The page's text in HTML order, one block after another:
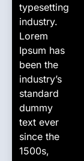
typesetting
industry.
Lorem
Ipsum has
been the
industry’s
standard
dummy
text ever
since the
1500s,